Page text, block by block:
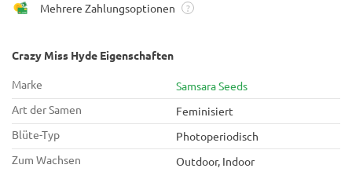
Mehrere Zahlungsoptionen ?
Crazy Miss Hyde Eigenschaften
Marke
Samsara Seeds
Art der Samen
Feminisiert
Blüte-Typ
Photoperiodisch
Zum Wachsen
Outdoor, Indoor